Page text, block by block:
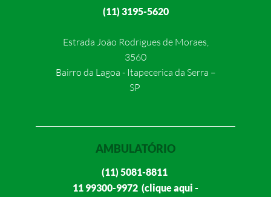
(11) 3195-5620
Estrada João Rodrigues de Moraes,
3560
Bairro da Lagoa - Itapecerica da Serra –
SP
AMBULATÓRIO
(11) 5081-8811
11 99300-9972 (clique aqui -